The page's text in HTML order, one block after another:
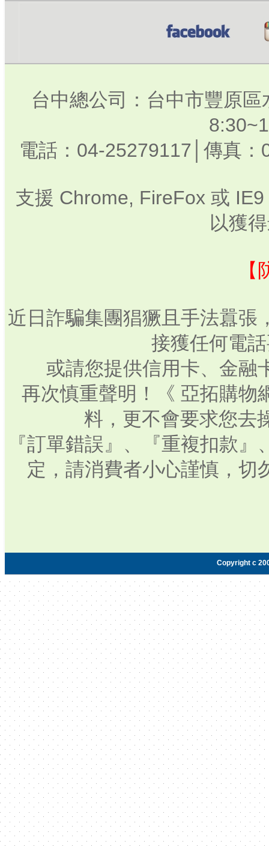
台中總公司：台中市豐原
電話：04-25279117│傳真
支援 Chrome, FireFox 或
以獲
近日詐騙集團猖獗且手法囂張
接獲任何電
或請您提供信用卡、金融
再次慎重聲明！《 亞拓購物
料，更不會要求您去
『訂單錯誤』、『重複扣款
定，請消費者小心謹慎，切
Copyright c